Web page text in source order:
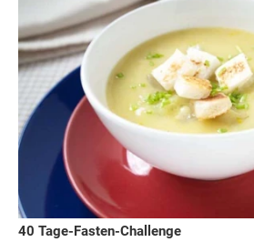
40 Tage-Fasten-Challenge